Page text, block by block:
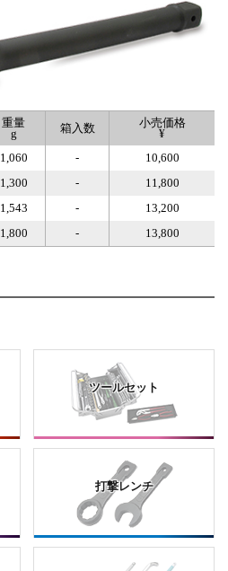
重量
g
箱入数
小売価格
¥
1,060 -
10,600
1,300 -
11,800
1,543 -
13,200
1,800 - 13,800
ツールセット
打撃レンチ